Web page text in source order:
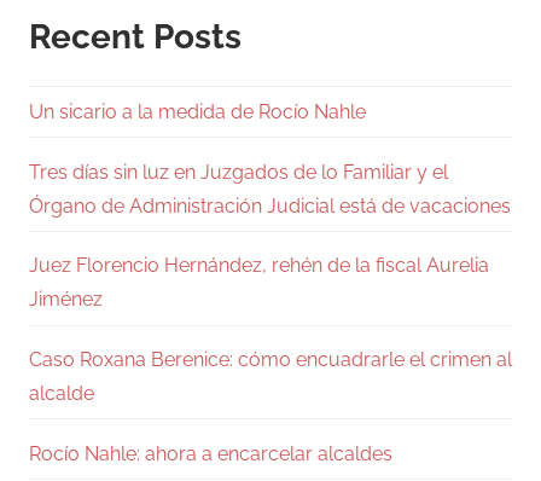
Recent Posts
Un sicario a la medida de Rocío Nahle
Tres días sin luz en Juzgados de lo Familiar y el
Órgano de Administración Judicial está de vacaciones
Juez Florencio Hernández, rehén de la fiscal Aurelia
Jiménez
Caso Roxana Berenice: cómo encuadrarle el crimen al
alcalde
Rocío Nahle: ahora a encarcelar alcaldes